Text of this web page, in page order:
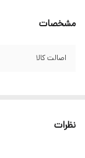
مشخصات
اصالت کالا
نظرات